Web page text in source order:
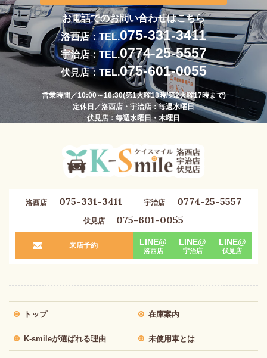
お電話でのお問い合わせはこちら
洛西店：TEL.075-331-3411
宇治店：TEL.0774-25-5557
伏見店：TEL.075-601-0055
営業時間／10:00～18:30(第1火曜18時/第2火曜17時まで)
定休日／洛西店・宇治店：毎週水曜日
伏見店：毎週水曜日・木曜日
洛西店 075-331-3411 宇治店 0774-25-5557
伏見店 075-601-0055
来店予約 LINE@
洛西店
LINE@
宇治店
LINE@
伏見店
トップ 在庫案内
K-smileが選ばれる理由 未使用車とは